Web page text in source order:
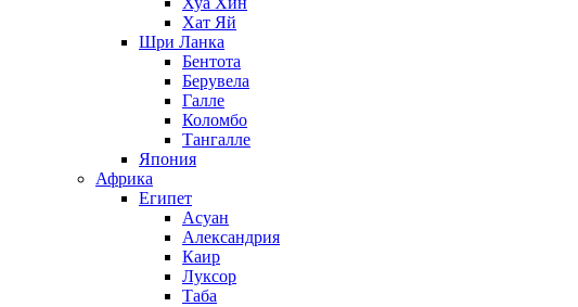
Хат Яй
Шри Ланка
Бентота
Берувела
Галле
Коломбо
Тангалле
Япония
Африка
Египет
Асуан
Александрия
Каир
Луксор
Таба